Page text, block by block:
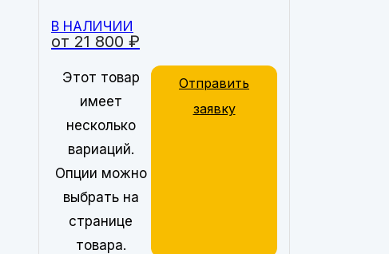
от 21 800 ₽
В НАЛИЧИИ
Этот товар
имеет
несколько
вариаций.
Опции можно
выбрать на
странице
товара.
Отправить
заявку